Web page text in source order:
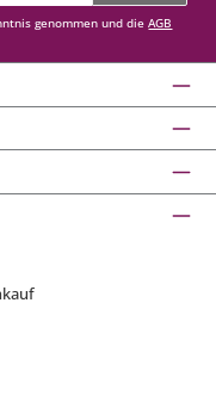
genommen und dieAGB